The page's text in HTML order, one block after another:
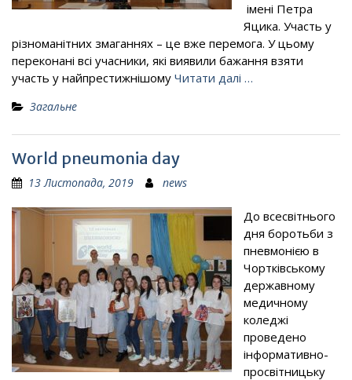
імені Петра
Яцика. Участь у
різноманітних змаганнях – це вже перемога. У цьому
переконані всі учасники, які виявили бажання взяти
участь у найпрестижнішому Читати далі …
Загальне
World pneumonia day
13 Листопада, 2019 news
До всесвітнього
дня боротьби з
пневмонією в
Чортківському
державному
медичному
коледжі
проведено
інформативно-
просвітницьку